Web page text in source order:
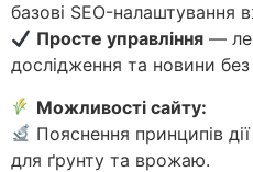
базові SEO-налаштування
Просте управління —
дослідження та новини без
Можливості сайту:
Пояснення принципів
для ґрунту та врожаю.